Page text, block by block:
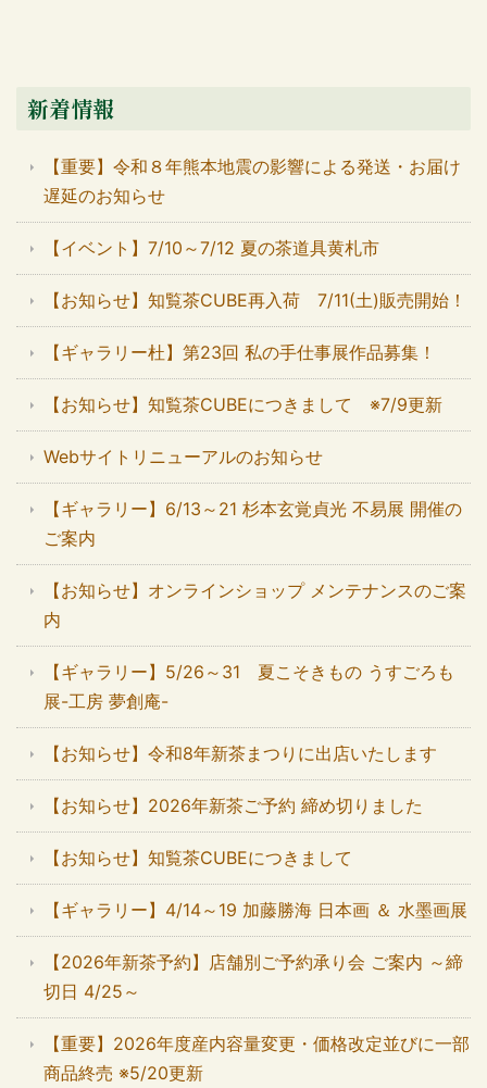
新着情報
【重要】令和８年熊本地震の影響による発送・お届け
遅延のお知らせ
【イベント】7/10～7/12 夏の茶道具黄札市
【お知らせ】知覧茶CUBE再入荷 7/11(土)販売開始！
【ギャラリー杜】第23回 私の手仕事展作品募集！
【お知らせ】知覧茶CUBEにつきまして ※7/9更新
Webサイトリニューアルのお知らせ
【ギャラリー】6/13～21 杉本玄覚貞光 不易展 開催の
ご案内
【お知らせ】オンラインショップ メンテナンスのご案
内
【ギャラリー】5/26～31 夏こそきもの うすごろも
展-工房 夢創庵-
【お知らせ】令和8年新茶まつりに出店いたします
【お知らせ】2026年新茶ご予約 締め切りました
【お知らせ】知覧茶CUBEにつきまして
【ギャラリー】4/14～19 加藤勝海 日本画 ＆ 水墨画展
【2026年新茶予約】店舗別ご予約承り会 ご案内 ～締
切日 4/25～
【重要】2026年度産内容量変更・価格改定並びに一部
商品終売 ※5/20更新